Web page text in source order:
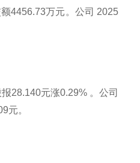
4456.73万元。公司 2025
28.140元涨0.29% 。公司
元。